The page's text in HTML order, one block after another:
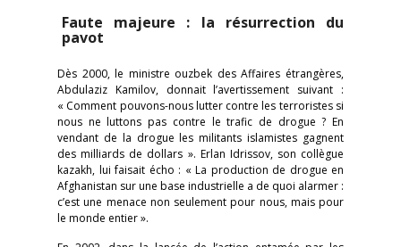
Faute majeure : la résurrection du
pavot
Dès 2000, le ministre ouzbek des Affaires étrangères,
Abdulaziz Kamilov, donnait l’avertissement suivant :
« Comment pouvons-nous lutter contre les terroristes si
nous ne luttons pas contre le trafic de drogue ? En
vendant de la drogue les militants islamistes gagnent
des milliards de dollars ». Erlan Idrissov, son collègue
kazakh, lui faisait écho : « La production de drogue en
Afghanistan sur une base industrielle a de quoi alarmer :
c’est une menace non seulement pour nous, mais pour
le monde entier ».